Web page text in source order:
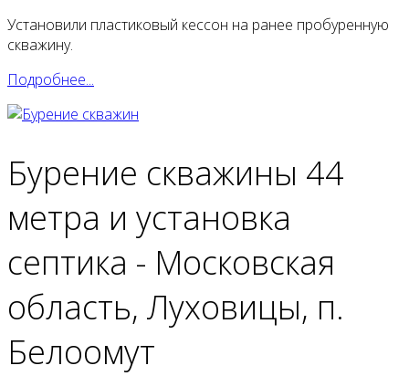
Установили пластиковый кессон на ранее пробуренную
скважину.
Подробнее...
Бурение скважины 44
метра и установка
септика - Московская
область, Луховицы, п.
Белоомут